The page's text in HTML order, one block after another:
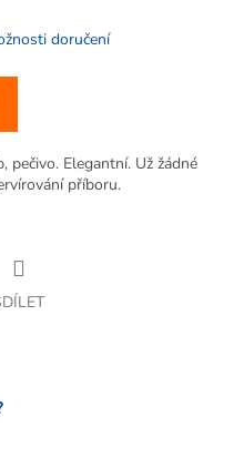
doručení
Elegantní. Už žádné
příboru.